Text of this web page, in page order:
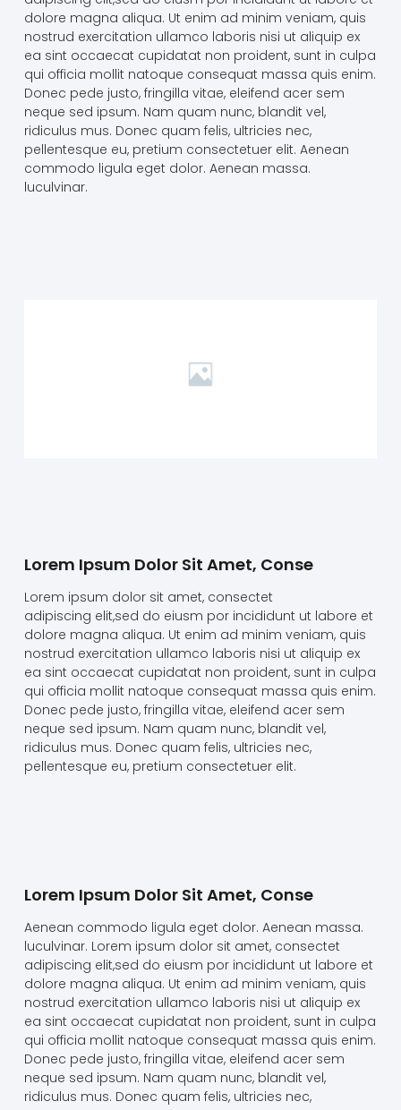
dolore magna aliqua. Ut enim ad minim veniam, quis
nostrud exercitation ullamco laboris nisi ut aliquip ex
ea sint occaecat cupidatat non proident, sunt in culpa
qui officia mollit natoque consequat massa quis enim.
Donec pede justo, fringilla vitae, eleifend acer sem
neque sed ipsum. Nam quam nunc, blandit vel,
ridiculus mus. Donec quam felis, ultricies nec,
pellentesque eu, pretium consectetuer elit. Aenean
commodo ligula eget dolor. Aenean massa.
luculvinar.
Lorem Ipsum Dolor Sit Amet, Conse
Lorem ipsum dolor sit amet, consectet
adipiscing elit,sed do eiusm por incididunt ut labore et
dolore magna aliqua. Ut enim ad minim veniam, quis
nostrud exercitation ullamco laboris nisi ut aliquip ex
ea sint occaecat cupidatat non proident, sunt in culpa
qui officia mollit natoque consequat massa quis enim.
Donec pede justo, fringilla vitae, eleifend acer sem
neque sed ipsum. Nam quam nunc, blandit vel,
ridiculus mus. Donec quam felis, ultricies nec,
pellentesque eu, pretium consectetuer elit.
Lorem Ipsum Dolor Sit Amet, Conse
Aenean commodo ligula eget dolor. Aenean massa.
luculvinar. Lorem ipsum dolor sit amet, consectet
adipiscing elit,sed do eiusm por incididunt ut labore et
dolore magna aliqua. Ut enim ad minim veniam, quis
nostrud exercitation ullamco laboris nisi ut aliquip ex
ea sint occaecat cupidatat non proident, sunt in culpa
qui officia mollit natoque consequat massa quis enim.
Donec pede justo, fringilla vitae, eleifend acer sem
neque sed ipsum. Nam quam nunc, blandit vel,
ridiculus mus. Donec quam felis, ultricies nec,